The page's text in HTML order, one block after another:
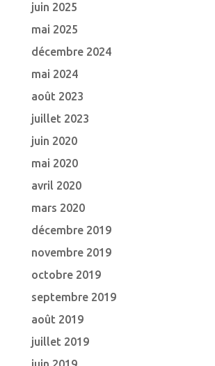
juin 2025
mai 2025
décembre 2024
mai 2024
août 2023
juillet 2023
juin 2020
mai 2020
avril 2020
mars 2020
décembre 2019
novembre 2019
octobre 2019
septembre 2019
août 2019
juillet 2019